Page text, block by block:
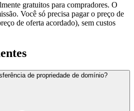
gratuitos para compradores. O
Você só precisa pagar o preço de
de oferta acordado), sem custos
de propriedade de domínio?